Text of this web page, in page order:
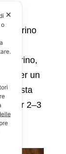
per un
presta
(per 2–3
✕